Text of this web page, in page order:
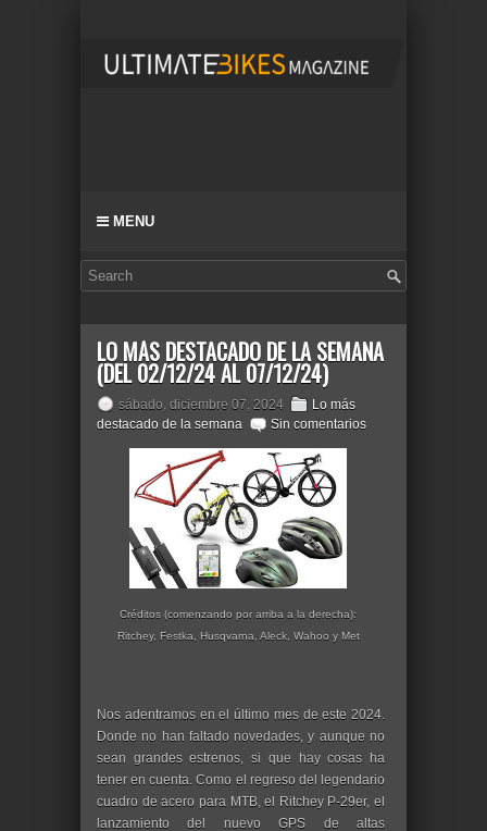
MENU
LO MÁS DESTACADO DE LA SEMANA
(DEL 02/12/24 AL 07/12/24)
sábado, diciembre 07, 2024
Lo más
destacado de la semana
Sin comentarios
Créditos (comenzando por arriba a la derecha):
Ritchey, Festka, Husqvarna, Aleck, Wahoo y Met
Nos adentramos en el último mes de este 2024.
Donde no han faltado novedades, y aunque no
sean grandes estrenos, si que hay cosas ha
tener en cuenta. Como el regreso del legendario
cuadro de acero para MTB, el Ritchey P-29er, el
lanzamiento del nuevo GPS de altas